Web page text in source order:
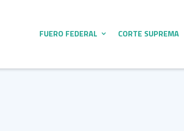
FUERO FEDERAL CORTE SUPREMA